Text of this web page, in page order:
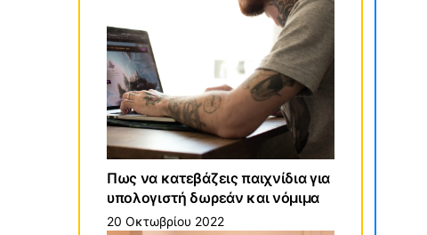
Πως να κατεβάζεις παιχνίδια για
υπολογιστή δωρεάν και νόμιμα
20 Οκτωβρίου 2022